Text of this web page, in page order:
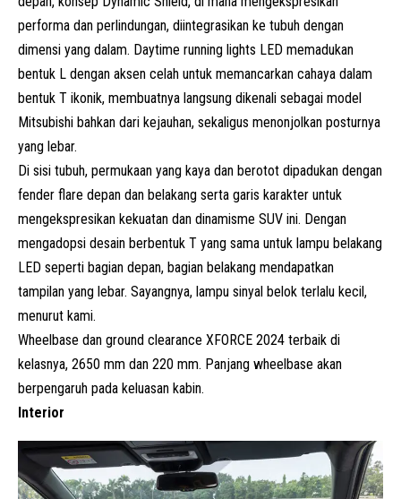
performa dan perlindungan, diintegrasikan ke tubuh dengan
dimensi yang dalam. Daytime running lights LED memadukan
bentuk L dengan aksen celah untuk memancarkan cahaya dalam
bentuk T ikonik, membuatnya langsung dikenali sebagai model
Mitsubishi bahkan dari kejauhan, sekaligus menonjolkan posturnya
yang lebar.
Di sisi tubuh, permukaan yang kaya dan berotot dipadukan dengan
fender flare depan dan belakang serta garis karakter untuk
mengekspresikan kekuatan dan dinamisme SUV ini. Dengan
mengadopsi desain berbentuk T yang sama untuk lampu belakang
LED seperti bagian depan, bagian belakang mendapatkan
tampilan yang lebar. Sayangnya, lampu sinyal belok terlalu kecil,
menurut kami.
Wheelbase dan ground clearance XFORCE 2024 terbaik di
kelasnya, 2650 mm dan 220 mm. Panjang wheelbase akan
berpengaruh pada keluasan kabin.
Interior